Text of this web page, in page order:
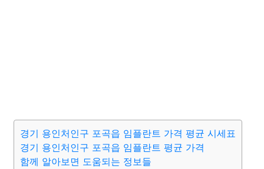
경기 용인처인구 포곡읍 임플란트 가격 평균 시세표
경기 용인처인구 포곡읍 임플란트 평균 가격
함께 알아보면 도움되는 정보들